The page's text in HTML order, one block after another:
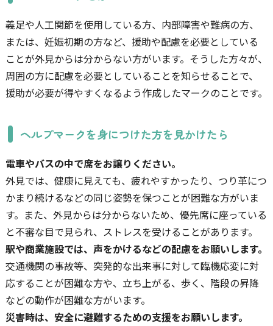
義足や人工関節を使用している方、内部障害や難病の方、
または、妊娠初期の方など、援助や配慮を必要としている
ことが外見からは分からない方がいます。そうした方々が、
周囲の方に配慮を必要としていることを知らせることで、
援助が必要が得やすくなるよう作成したマークのことです。
ヘルプマークを身につけた方を見かけたら
電車やバスの中で席をお譲りください。
外見では、健康に見えても、疲れやすかったり、つり革につ
かまり続けるなどの同じ姿勢を保つことが困難な方がいま
す。また、外見からは分からないため、優先席に座っている
と不審な目で見られ、ストレスを受けることがあります。
駅や商業施設では、声をかけるなどの配慮をお願いします。
交通機関の事故等、突発的な出来事に対して臨機応変に対
応することが困難な方や、立ち上がる、歩く、階段の昇降
などの動作が困難な方がいます。
災害時は、安全に避難するための支援をお願いします。